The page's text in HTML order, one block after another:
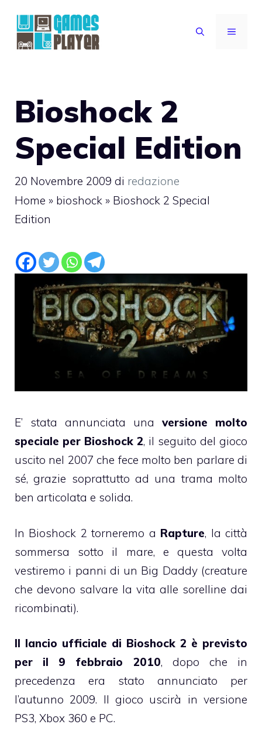
contenuto
MENU
Bioshock 2
Special Edition
20 Novembre 2009 di redazione
Home » bioshock » Bioshock 2 Special
Edition
E’ stata annunciata una versione molto
speciale per Bioshock 2, il seguito del gioco
uscito nel 2007 che fece molto ben parlare di
sé, grazie soprattutto ad una trama molto
ben articolata e solida.
In Bioshock 2 torneremo a Rapture, la città
sommersa sotto il mare, e questa volta
vestiremo i panni di un Big Daddy (creature
che devono salvare la vita alle sorelline dai
ricombinati).
Il lancio ufficiale di Bioshock 2 è previsto
per il 9 febbraio 2010, dopo che in
precedenza era stato annunciato per
l’autunno 2009. Il gioco uscirà in versione
PS3, Xbox 360 e PC.